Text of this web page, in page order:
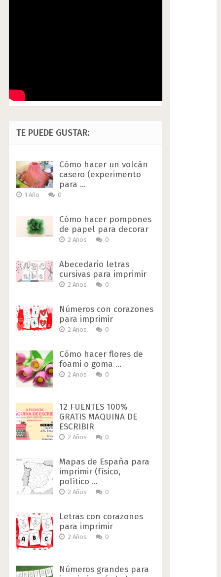
TE PUEDE GUSTAR:
Cómo hacer un volcán
casero (experimento
para …
1 Año 0
Cómo hacer pompones
de papel para decorar
2 Años 0
Abecedario letras
cursivas para imprimir
2 Años 0
Números con corazones
para imprimir
2 Años 0
Cómo hacer flores de
foami o goma …
2 Años 0
12 FUENTES 100%
GRATIS MAQUINA DE
ESCRIBIR
2 Años 0
Mapas de España para
imprimir (físico,
político …
2 Años 0
Letras con corazones
para imprimir
2 Años 0
Números grandes para